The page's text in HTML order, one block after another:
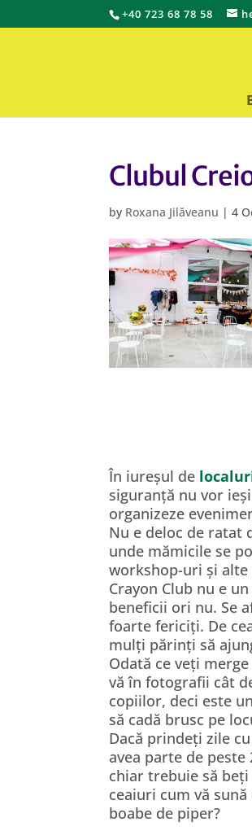
+40 723 68 78 58
Clubul
by Roxana Jilăveanu |4
În iureșul de
siguranță nu vor
organizeze
Nu e deloc de ratat
unde mămicile se
workshop-uri și
Crayon Club nu e
beneficii ori nu. Se
foarte fericiți. De
mulți părinți să
Odată ce veți
vă în fotografii cât
copiilor, deci este
să cadă brusc pe
Dacă prindeți zile
avea parte de
chiar trebuie să
ceaiuri cum vă
boabe de piper?